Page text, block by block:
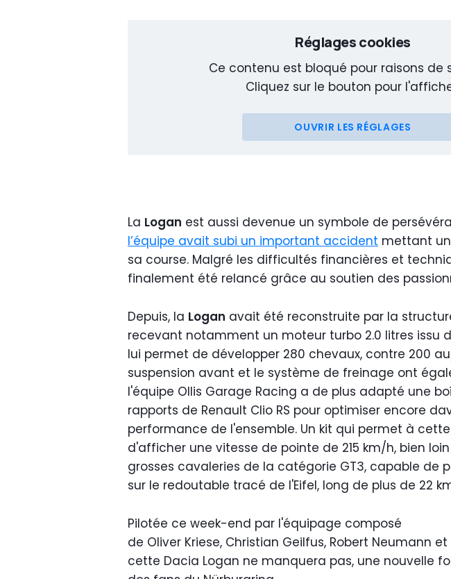
Réglages cookies
Ce contenu est bloqué pour raisons de
Cliquez sur le bouton pour
OUVRIR LES RÉGLAGES
La Logan est aussi devenue un symbole de
l’équipe avait subi un important accident mettant
sa course. Malgré les difficultés financières et
finalement été relancé grâce au soutien des
Depuis, la Logan avait été reconstruite par la
recevant notamment un moteur turbo 2.0 litres issu
lui permet de développer 280 chevaux, contre 200
suspension avant et le système de freinage ont
l'équipe Ollis Garage Racing a de plus adapté une
rapports de Renault Clio RS pour optimiser encore
performance de l'ensemble. Un kit qui permet à
d'afficher une vitesse de pointe de 215 km/h, bien
grosses cavaleries de la catégorie GT3, capable de
sur le redoutable tracé de l'Eifel, long de plus de 22
Pilotée ce week-end par l'équipage composé
de Oliver Kriese, Christian Geilfus, Robert Neumann et
cette Dacia Logan ne manquera pas, une nouvelle